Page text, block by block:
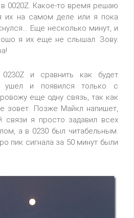
в 0020Z. Какое-то время решаю
их на самом деле или я пока
Еще несколько минут, и
я их еще не слышал. Зову.
и сравнить как будет
ушел и появился только с
еще одну связь, так как
зовет. Позже Майкл напишет,
я просто задавил всех
а в 0230 был читабельным.
пик сигнала за 50 минут были